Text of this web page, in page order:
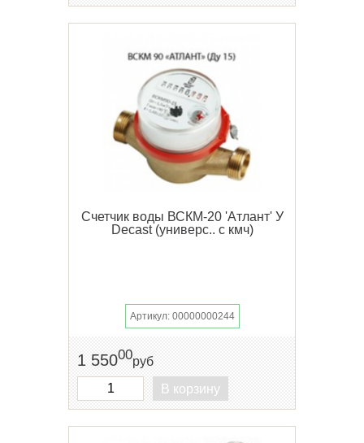
Счетчик воды ВСКМ-20 'Атлант' У
Decast (универс.. с кмч)
Артикул: 00000000244
1 55000руб
В корзину